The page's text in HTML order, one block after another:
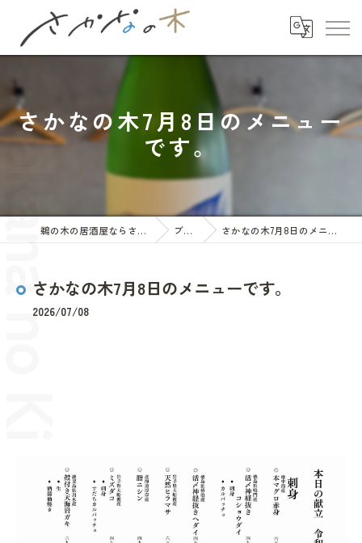
さかなの木7月8日のメニュー
です。
鵜の木の居酒屋ならさかなの木 ブログ さかなの木7月8日のメニューです。
さかなの木7月8日のメニューです。
2026/07/08